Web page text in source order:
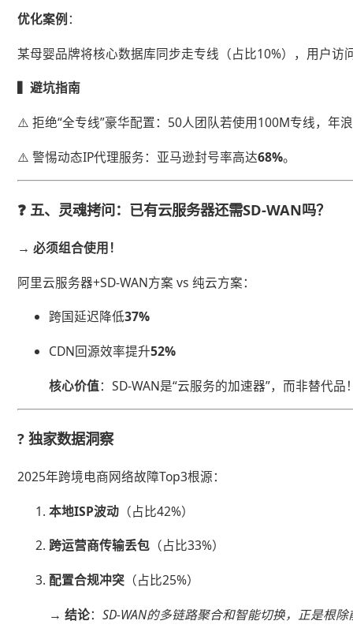
​优化案例​ ​：
某母婴品牌将核心数据库同步走专线（占比10%），用户访
​▍避坑指南​
⚠️ 拒绝“全专线”豪华配置：50人团队若使用100M专线，年
⚠️ 警惕动态IP代理服务：亚马逊封号率高达​​68%​​。
❓ ​ ​五、灵魂拷问：已有云服务器还需SD-WAN吗？​
​→ 必须组合使用！​
阿里云服务器+SD-WAN方案 vs 纯云方案：
跨国延迟降低​​37%​
CDN回源效率提升​​52%​
​核心价值​​：SD-WAN是“云服务的加速器”，而非替代品！
? ​​独家数据洞察​
2025年跨境电商网络故障Top3根源：
​本地ISP波动​ ​（占比42%）
​跨运营商传输丢包​ ​（占比33%）
​配置合规冲突​ ​（占比25%）
​→ 结论​​：SD-WAN的多链路聚合和智能切换，正是根除